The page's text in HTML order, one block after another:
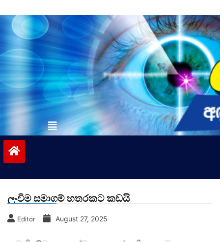
to
contentvinivida.lk
ලංවිම සමාගම් හතරකට කඩයි
Editor August 27, 2025